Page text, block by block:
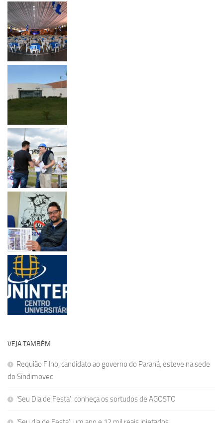
VEJA TAMBÉM
Requião Filho, candidato ao governo do Paraná, esteve na sede
do Sindimovec
‘Seu Dia de Festa’: conheça os sortudos de AGOSTO